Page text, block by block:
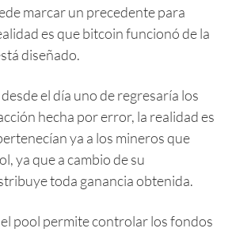
marcar un precedente para
es que bitcoin funcionó de la
diseñado.
el día uno de regresaría los
hecha por error, la realidad es
ya a los mineros que
ya que a cambio de su
toda ganancia obtenida.
pool permite controlar los fondos